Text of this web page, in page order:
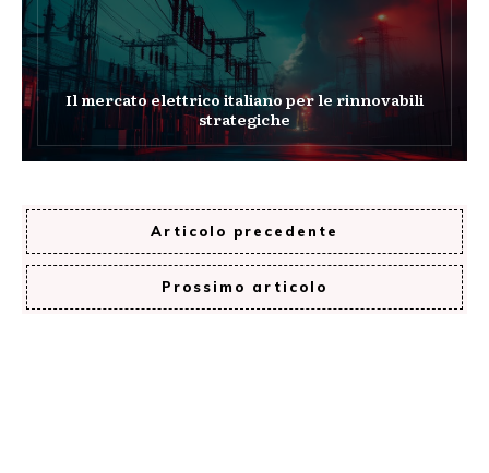
Il mercato elettrico italiano per le rinnovabili
strategiche
Articolo precedente
Prossimo articolo